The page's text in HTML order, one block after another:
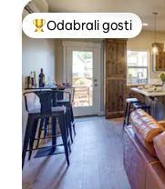
Među najviše
Odabrali gosti